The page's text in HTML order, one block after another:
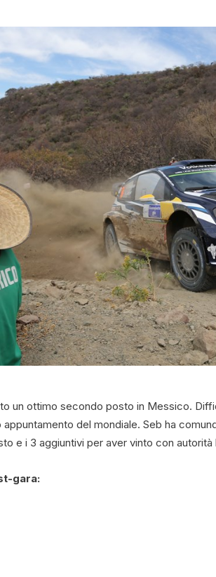
un ottimo secondo posto in Messico.
del mondiale. Seb ha
e i 3 aggiuntivi per aver vinto con autorità
gara: